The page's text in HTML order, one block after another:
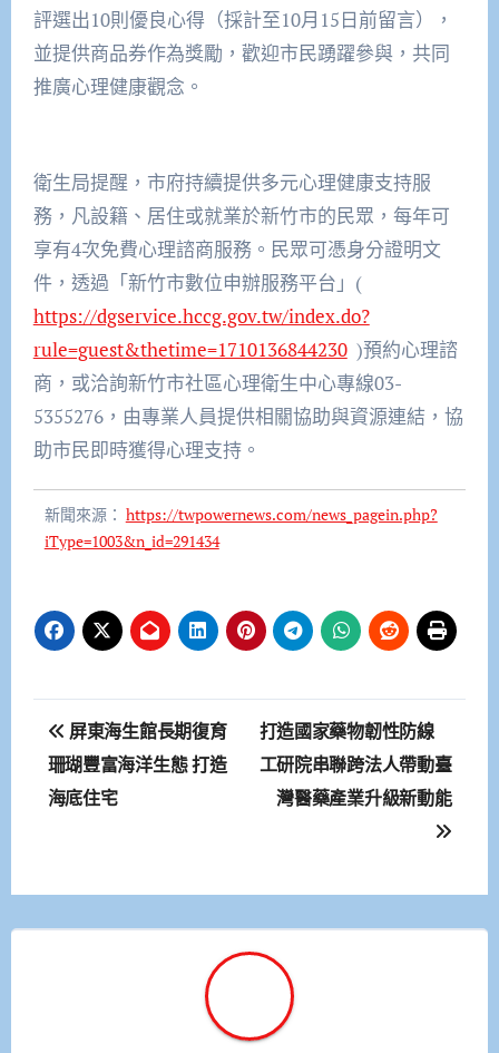
評選出10則優良心得（採計至10月15日前留言），
並提供商品券作為獎勵，歡迎市民踴躍參與，共同
推廣心理健康觀念。
衛生局提醒，市府持續提供多元心理健康支持服
務，凡設籍、居住或就業於新竹市的民眾，每年可
享有4次免費心理諮商服務。民眾可憑身分證明文
件，透過「新竹市數位申辦服務平台」(
https://dgservice.hccg.gov.tw/index.do?
rule=guest&thetime=1710136844230)預約心理諮
商，或洽詢新竹市社區心理衛生中心專線03-
5355276，由專業人員提供相關協助與資源連結，協
助市民即時獲得心理支持。
新聞來源： https://twpowernews.com/news_pagein.php?
iType=1003&n_id=291434
文
章
導
屏東海生館長期復育
珊瑚豐富海洋生態 打造
海底住宅
打造國家藥物韌性防線
工研院串聯跨法人帶動臺
灣醫藥產業升級新動能